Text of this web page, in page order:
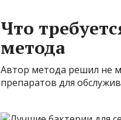
Что
метода
Автор метода решил не
препаратов для